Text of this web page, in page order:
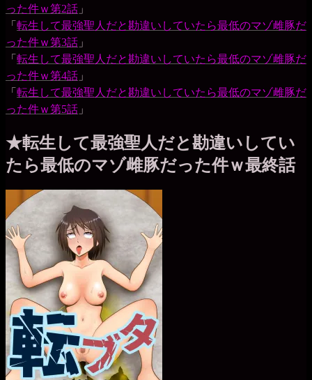
った件ｗ第2話 」
「 転生して最強聖人だと勘違いしていたら最低のマゾ雌豚だ
った件ｗ第3話 」
「 転生して最強聖人だと勘違いしていたら最低のマゾ雌豚だ
った件ｗ第4話 」
「 転生して最強聖人だと勘違いしていたら最低のマゾ雌豚だ
った件ｗ第5話 」
★転生して最強聖人だと勘違いしてい
たら最低のマゾ雌豚だった件ｗ最終話